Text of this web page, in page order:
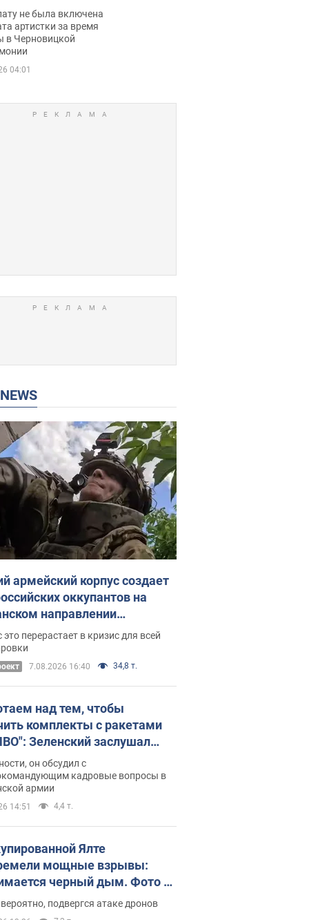
получала
не была включена
артистки за время
в Черновицкой
04:01
NEWS
армейский корпус создает
оккупантов на
направлении
дискомфорт: как это
это перерастает в кризис для всей
7.08.2026 16:40 34,8 т.
над тем, чтобы
комплекты с ракетами
Зеленский заслушал
Драпатого и объявил о
мерах
он обсудил с
кадровые вопросы в
армии
14:51 4,4 т.
Ялте
мощные взрывы:
черный дым. Фото и
подвергся атаке дронов